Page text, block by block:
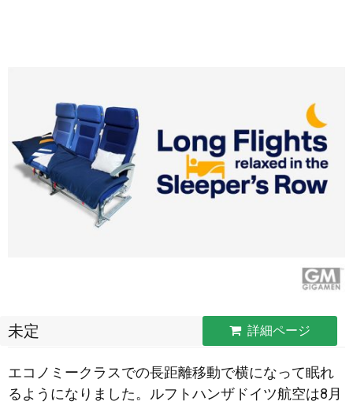
未定 詳細ページ
エコノミークラスでの長距離移動で横になって眠れ
るようになりました。ルフトハンザドイツ航空は8月